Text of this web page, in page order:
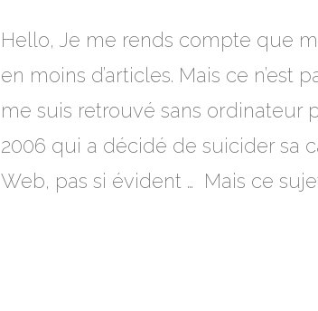
Hello, Je me rends compte que
en moins d’articles. Mais ce
me suis retrouvé sans ordinateur
2006 qui a décidé de suicider sa
Web, pas si évident … Mais ce